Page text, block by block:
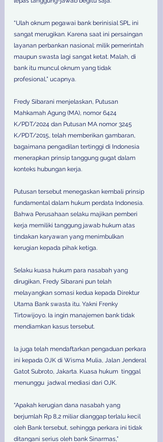
“Ulah oknum pegawai bank berinisial SPL ini
sangat merugikan. Karena saat ini persaingan
layanan perbankan nasional: milik pemerintah
maupun swasta lagi sangat ketat. Malah, di
bank itu muncul oknum yang tidak
profesional,” ucapnya.
Fredy Sibarani menjelaskan, Putusan
Mahkamah Agung (MA), nomor 6424
K/PDT/2024 dan Putusan MA nomor 3245
K/PDT/2015, telah memberikan gambaran,
bagaimana pengadilan tertinggi di Indonesia
menerapkan prinsip tanggung gugat dalam
konteks hubungan kerja.
Putusan tersebut menegaskan kembali prinsip
fundamental dalam hukum perdata Indonesia.
Bahwa Perusahaan selaku majikan pemberi
kerja memiliki tanggung jawab hukum atas
tindakan karyawan yang menimbulkan
kerugian kepada pihak ketiga.
Selaku kuasa hukum para nasabah yang
dirugikan, Fredy Sibarani pun telah
melayangkan somasi kedua kepada Direktur
Utama Bank swasta itu. Yakni Frenky
Tirtowijoyo. Ia ingin manajemen bank tidak
mendiamkan kasus tersebut.
Ia juga telah mendaftarkan pengaduan perkara
ini kepada OJK di Wisma Mulia, Jalan Jenderal
Gatot Subroto, Jakarta. Kuasa hukum  tinggal
menunggu  jadwal mediasi dari OJK.
“Apakah kerugian dana nasabah yang
berjumlah Rp 8,2 miliar dianggap terlalu kecil
oleh Bank tersebut, sehingga perkara ini tidak
ditangani serius oleh bank Sinarmas,”